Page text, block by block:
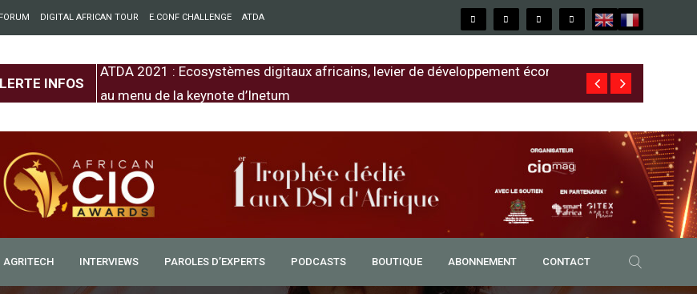
DIGITAL AFRICAN TOUR E.CONF CHALLENGE ATDA
INFOS
l’Europe et
ATDA 2021 : Ecosystèmes digitaux africains, levier de développement économique
au menu de la keynote d’Inetum
Free au
AGRITECH INTERVIEWS PAROLES D’EXPERTS PODCASTS BOUTIQUE ABONNEMENT CONTACT